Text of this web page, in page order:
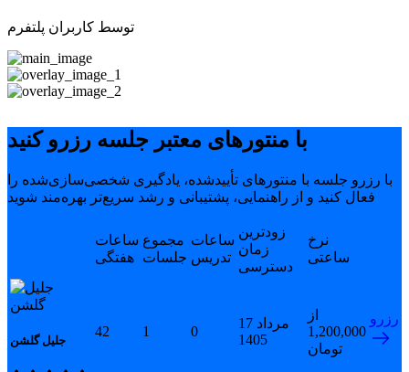
توسط کاربران پلتفرم
با منتورهای معتبر جلسه رزرو کنید
با رزرو جلسه با منتورهای تأییدشده، یادگیری شخصی‌سازی‌شده را
فعال کنید و از راهنمایی، پشتیبانی و رشد سریع‌تر بهره‌مند شوید
ساعات
هفتگی
مجموع
جلسات
ساعات
تدریس
زودترین
زمان
دسترسی
نرخ
ساعتی
جلیل گلشن
42 1 0
17 مرداد
1405
از
1,200,000
تومان
رزرو